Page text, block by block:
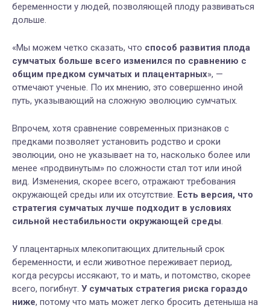
беременности у людей, позволяющей плоду развиваться
дольше.
«Мы можем четко сказать, что способ развития плода
сумчатых больше всего изменился по сравнению с
общим предком сумчатых и плацентарных», —
отмечают ученые. По их мнению, это совершенно иной
путь, указывающий на сложную эволюцию сумчатых.
Впрочем, хотя сравнение современных признаков с
предками позволяет установить родство и сроки
эволюции, оно не указывает на то, насколько более или
менее «продвинутым» по сложности стал тот или иной
вид. Изменения, скорее всего, отражают требования
окружающей среды или их отсутствие. Есть версия, что
стратегия сумчатых лучше подходит в условиях
сильной нестабильности окружающей среды.
У плацентарных млекопитающих длительный срок
беременности, и если животное переживает период,
когда ресурсы иссякают, то и мать, и потомство, скорее
всего, погибнут. У сумчатых стратегия риска гораздо
ниже, потому что мать может легко бросить детеныша на